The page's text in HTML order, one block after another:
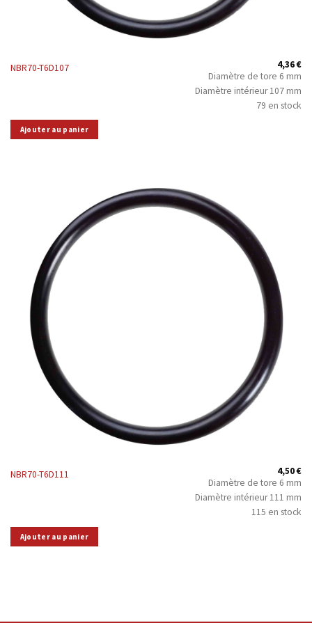
NBR70-T6D107 4,36€
Diamètre de tore 6 mm
Diamètre intérieur 107 mm
79 en stock
Ajouter au panier
NBR70-T6D111 4,50€
Diamètre de tore 6 mm
Diamètre intérieur 111 mm
115 en stock
Ajouter au panier